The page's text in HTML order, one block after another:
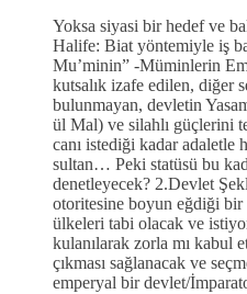
Yoksa siyasi bir hedef ve
Halife: Biat yöntemiyle iş
Mu’minin” -Müminlerin
kutsalık izafe edilen, diğer
bulunmayan, devletin
ül Mal) ve silahlı güçlerini
canı istediği kadar adaletle
sultan… Peki statüsü bu
denetleyecek? 2.Devlet
otoritesine boyun eğdiği
ülkeleri tabi olacak ve
kulanılarak zorla mı kabul
çıkması sağlanacak ve
emperyal bir devlet/